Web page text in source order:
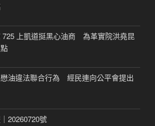
725 上凱道挺黑心油商 為革實院洪堯昆
油違法聯合行為 經民連向公平會提出
20260720號